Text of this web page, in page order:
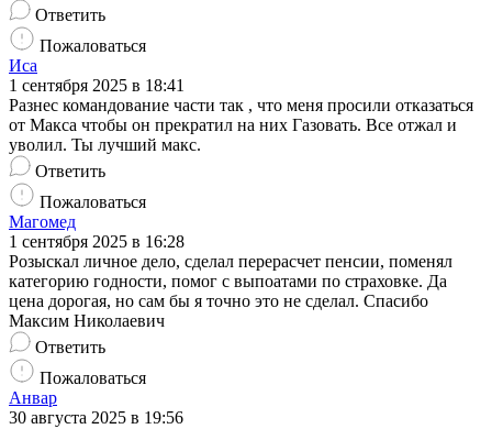
Ответить
Пожаловаться
Иса
1 сентября 2025 в 18:41
Разнес командование части так , что меня просили отказаться
от Макса чтобы он прекратил на них Газовать. Все отжал и
уволил. Ты лучший макс.
Ответить
Пожаловаться
Магомед
1 сентября 2025 в 16:28
Розыскал личное дело, сделал перерасчет пенсии, поменял
категорию годности, помог с выпоатами по страховке. Да
цена дорогая, но сам бы я точно это не сделал. Спасибо
Максим Николаевич
Ответить
Пожаловаться
Анвар
30 августа 2025 в 19:56